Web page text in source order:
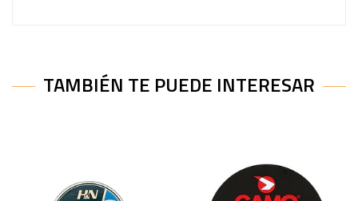
TAMBIÉN TE PUEDE INTERESAR